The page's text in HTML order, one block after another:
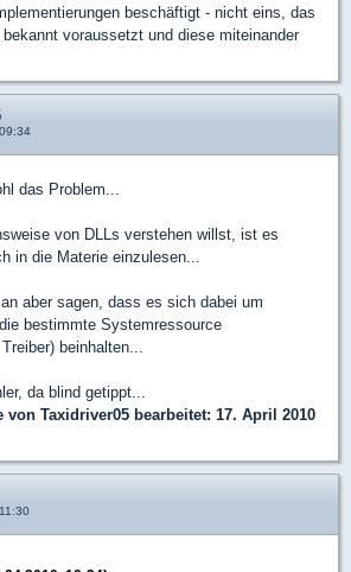
beschäftigt - nicht eins, das
voraussetzt und diese miteinander
das Problem...
von DLLs verstehen willst, ist es
in die Materie einzulesen...
aber sagen, dass es sich dabei um
bestimmte Systemressource
beinhalten...
da blind getippt...
von Taxidriver05 bearbeitet: 17. April 2010